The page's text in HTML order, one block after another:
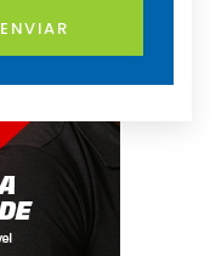
ENVIAR